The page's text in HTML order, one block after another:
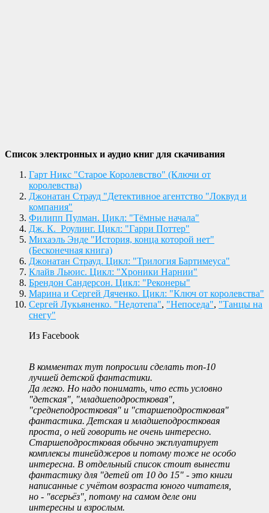
Список электронных и аудио книг для скачивания
Гарт Никс "Старое Королевство" (Ключи от
королевства)
Джонатан Страуд "Детективное агентство "Локвуд и
компания"
Филипп Пулман. Цикл: "Тёмные начала"
Дж. К. Роулинг. Цикл: "Гарри Поттер"
Михаэль Энде "История, конца которой нет"
(Бесконечная книга)
Джонатан Страуд. Цикл: "Трилогия Бартимеуса"
Клайв Льюис. Цикл: "Хроники Нарнии"
Брендон Сандерсон. Цикл: "Реконеры"
Марина и Сергей Дяченко. Цикл: "Ключ от королевства"
Сергей Лукьяненко. "Недотепа", "Непоседа", "Танцы на
снегу"
Из Facebook
В комментах тут попросили сделать топ-10
лучшей детской фантастики.
Да легко. Но надо понимать, что есть условно
"детская", "младшеподростковая",
"среднеподростковая" и "старшеподростковая"
фантастика. Детская и младшеподростковая
проста, о ней говорить не очень интересно.
Старшеподростковая обычно эксплуатирует
комплексы тинейджеров и потому тоже не особо
интересна. В отдельный список стоит вынести
фантастику для "детей от 10 до 15" - это книги
написанные с учётом возраста юного читателя,
но - "всерьёз", потому на самом деле они
интересны и взрослым.